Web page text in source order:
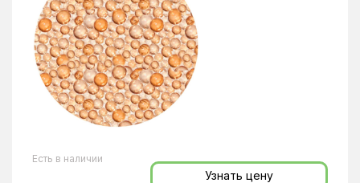
Есть в наличии
Узнать цену